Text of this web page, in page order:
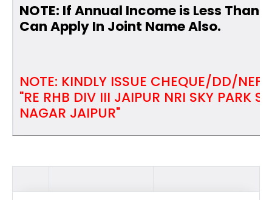
NOTE: If Annual Income is Less Than
Can Apply In Joint Name Also.
NOTE: KINDLY ISSUE CHEQUE/DD/
"RE RHB DIV III JAIPUR NRI SKY PARK
NAGAR JAIPUR"